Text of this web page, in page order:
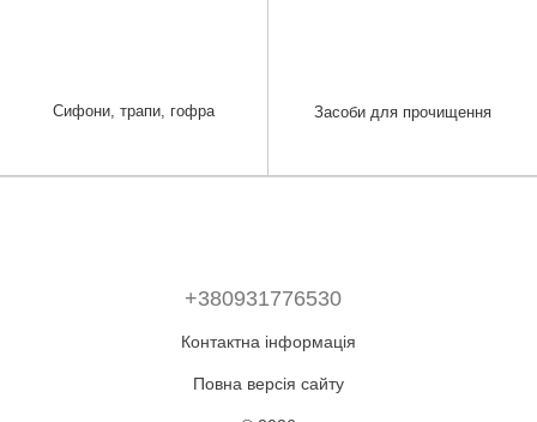
Сифони, трапи, гофра Засоби для прочищення
+380931776530
Контактна інформація
Повна версія сайту